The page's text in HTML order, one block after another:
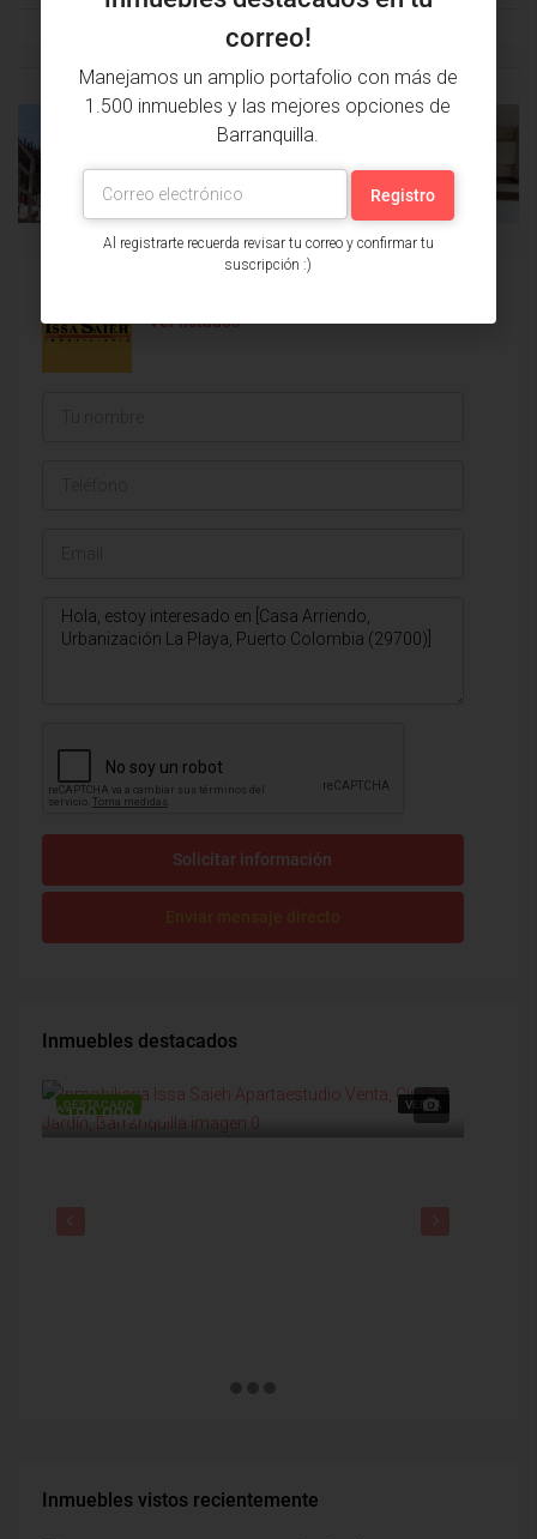
ANTERIOR
PROPIEDAD
Ver listados
Solicitar información
Inmuebles destacados
DESTACADO VENTA
$190,000,000
Inmuebles vistos recientemente
correo!
Manejamos un amplio portafolio con más de
1.500 inmuebles y las mejores opciones de
Barranquilla.
Al registrarte recuerda revisar tu correo y confirmar tu
suscripción :)